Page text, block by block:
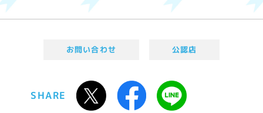
お問い合わせ 公認店
SHARE